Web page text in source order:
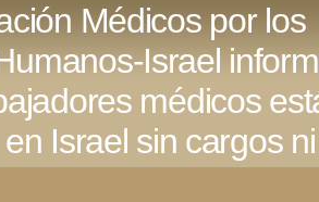
Médicos por los
Israel
médicos
Israel sin cargos ni